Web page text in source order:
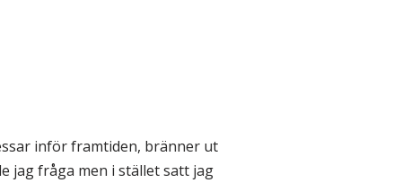
inför framtiden, bränner ut
jag fråga men i stället satt jag